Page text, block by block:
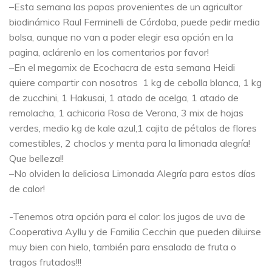
–Esta semana las papas provenientes de un agricultor
biodinámico Raul Ferminelli de Córdoba, puede pedir media
bolsa, aunque no van a poder elegir esa opción en la
pagina, aclárenlo en los comentarios por favor!
–En el megamix de Ecochacra de esta semana Heidi
quiere compartir con nosotros 1 kg de cebolla blanca, 1 kg
de zucchini, 1 Hakusai, 1 atado de acelga, 1 atado de
remolacha, 1 achicoria Rosa de Verona, 3 mix de hojas
verdes, medio kg de kale azul,1 cajita de pétalos de flores
comestibles, 2 choclos y menta para la limonada alegría!
Que belleza!!
–No olviden la deliciosa Limonada Alegría para estos días
de calor!
-Tenemos otra opción para el calor: los jugos de uva de
Cooperativa Ayllu y de Familia Cecchin que pueden diluirse
muy bien con hielo, también para ensalada de fruta o
tragos frutados!!!